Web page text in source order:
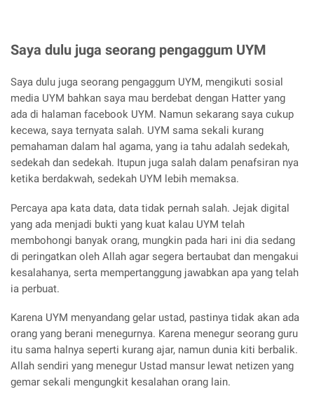
Saya dulu juga seorang pengaggum UYM
Saya dulu juga seorang pengaggum UYM, mengikuti sosial
media UYM bahkan saya mau berdebat dengan Hatter yang
ada di halaman facebook UYM. Namun sekarang saya cukup
kecewa, saya ternyata salah. UYM sama sekali kurang
pemahaman dalam hal agama, yang ia tahu adalah sedekah,
sedekah dan sedekah. Itupun juga salah dalam penafsiran nya
ketika berdakwah, sedekah UYM lebih memaksa.
Percaya apa kata data, data tidak pernah salah. Jejak digital
yang ada menjadi bukti yang kuat kalau UYM telah
membohongi banyak orang, mungkin pada hari ini dia sedang
di peringatkan oleh Allah agar segera bertaubat dan mengakui
kesalahanya, serta mempertanggung jawabkan apa yang telah
ia perbuat.
Karena UYM menyandang gelar ustad, pastinya tidak akan ada
orang yang berani menegurnya. Karena menegur seorang guru
itu sama halnya seperti kurang ajar, namun dunia kiti berbalik.
Allah sendiri yang menegur Ustad mansur lewat netizen yang
gemar sekali mengungkit kesalahan orang lain.